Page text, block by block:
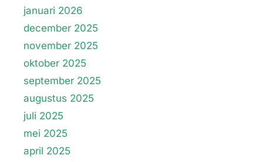
januari 2026
december 2025
november 2025
oktober 2025
september 2025
augustus 2025
juli 2025
mei 2025
april 2025